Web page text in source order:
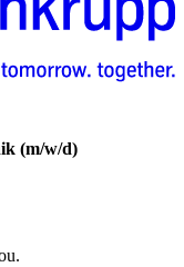
(m/w/d)